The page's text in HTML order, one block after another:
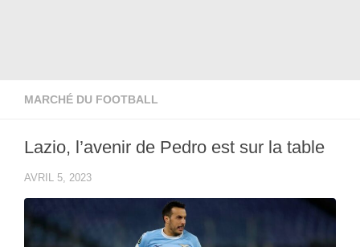
MARCHÉ DU FOOTBALL
Lazio, l’avenir de Pedro est sur la table
AVRIL 5, 2023